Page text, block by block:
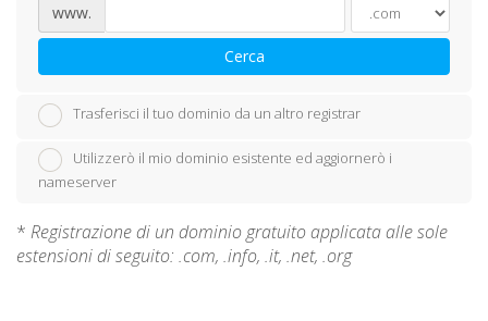
www.
Cerca
Trasferisci il tuo dominio da un altro registrar
Utilizzerò il mio dominio esistente ed aggiornerò i
nameserver
* Registrazione di un dominio gratuito applicata alle sole
estensioni di seguito: .com, .info, .it, .net, .org